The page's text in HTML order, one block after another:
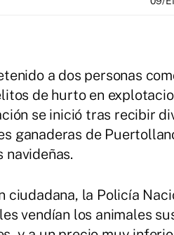
a dos personas
de hurto en
se inició tras recibir
ganaderas de
navideñas.
ciudadana, la Policía
vendían los animales